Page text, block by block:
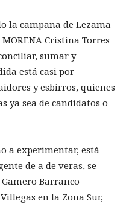
la campaña de Lezama
Cristina Torres
sumar y
está casi por
y esbirros, quienes
ya sea de candidatos o
a experimentar, está
de a de veras, se
Barranco
en la Zona Sur,